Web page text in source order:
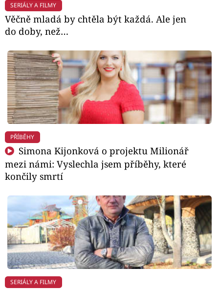
SERIÁLY A FILMY
Věčně mladá by chtěla být každá. Ale jen
do doby, než…
PŘÍBĚHY
Simona Kijonková o projektu Milionář
mezi námi: Vyslechla jsem příběhy, které
končily smrtí
SERIÁLY A FILMY